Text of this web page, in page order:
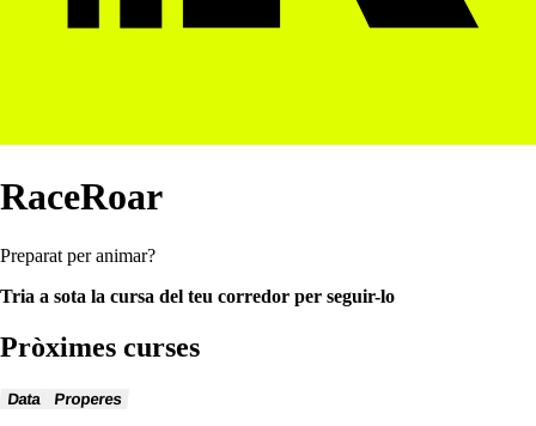
RaceRoar
Preparat per animar?
Tria a sota la cursa del teu corredor per seguir-lo
Pròximes curses
Data Properes